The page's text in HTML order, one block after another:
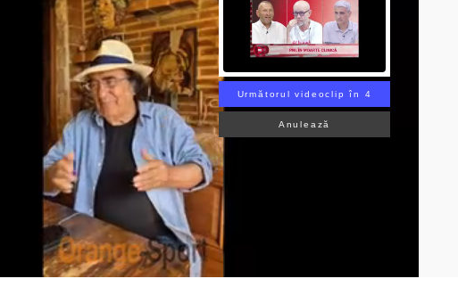
Următorul videoclip în 3
Anulează